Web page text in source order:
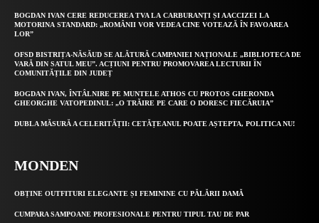
BOGDAN IVAN CERE REDUCEREA TVA LA CARBURANȚI ȘI AACCIZEI LA
MOTORINA STANDARD: „ROMÂNII VOR VEDEA CINE VOTEAZĂ ÎN FAVOAREA
LOR”
OFSD BISTRIȚA-NĂSĂUD SE ALĂTURĂ CAMPANIEI NAȚIONALE „BIBLIOTECA DE
VARĂ DIN SATUL MEU”. ACȚIUNI PENTRU PROMOVAREA LECTURII ÎN
COMUNITĂȚILE DIN JUDEȚ
BOGDAN IVAN, ÎNTÂLNIRE PE MUNTELE ATHOS CU PROTOS GHERONDA
GHEORGHE VATOPEDINUL: „O TRĂIRE PE CARE O DORESC FIECĂRUIA”
DUBLA MĂSURĂ A CELERITĂȚII: CETĂȚEANUL POATE AȘTEPTA, POLITICA NU!
MONDEN
OBȚINE OUTFITURI ELEGANTE ȘI FEMININE CU PĂLĂRII DAMĂ
CUMPARA SAMPOANE PROFESIONALE PENTRU TIPUL TAU DE PAR